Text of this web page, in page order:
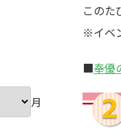
このた
※イベ
■奉優
月